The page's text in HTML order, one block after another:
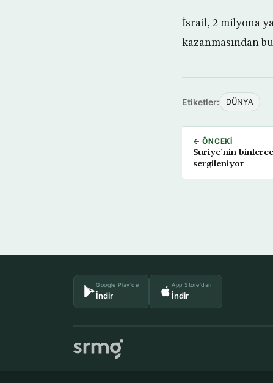
İsrail, 2 milyona
kazanmasından
Etiketler: DÜNYA
← ÖNCEKI
Suriye’nin
sergileniyor
Google Play'de
İndir
App Store'dan
İndir